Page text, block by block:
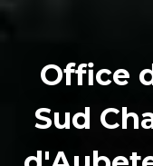
Office
Sud